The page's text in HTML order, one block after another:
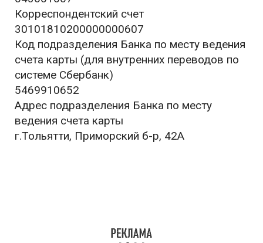
Корреспондентский счет
30101810200000000607
Код подразделения Банка по месту ведения
счета карты (для внутренних переводов по
системе Сбербанк)
5469910652
Адрес подразделения Банка по месту
ведения счета карты
г.Тольятти, Приморский б-р, 42А